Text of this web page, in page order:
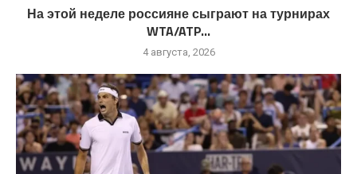
На этой неделе россияне сыграют на турнирах
WTA/ATP...
4 августа, 2026